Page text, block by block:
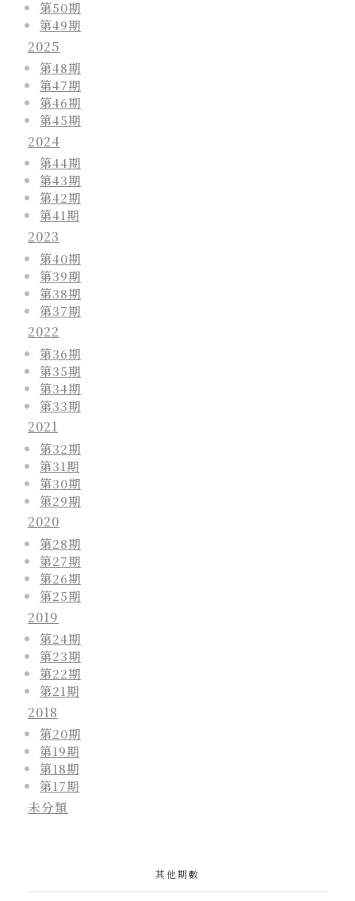
第50期
第49期
2025
第48期
第47期
第46期
第45期
2024
第44期
第43期
第42期
第41期
2023
第40期
第39期
第38期
第37期
2022
第36期
第35期
第34期
第33期
2021
第32期
第31期
第30期
第29期
2020
第28期
第27期
第26期
第25期
2019
第24期
第23期
第22期
第21期
2018
第20期
第19期
第18期
第17期
未分類
其他期數